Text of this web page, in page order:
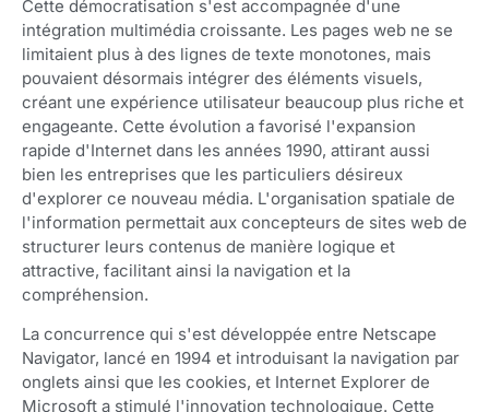
Cette démocratisation s'est accompagnée d'une
intégration multimédia croissante. Les pages web ne se
limitaient plus à des lignes de texte monotones, mais
pouvaient désormais intégrer des éléments visuels,
créant une expérience utilisateur beaucoup plus riche et
engageante. Cette évolution a favorisé l'expansion
rapide d'Internet dans les années 1990, attirant aussi
bien les entreprises que les particuliers désireux
d'explorer ce nouveau média. L'organisation spatiale de
l'information permettait aux concepteurs de sites web de
structurer leurs contenus de manière logique et
attractive, facilitant ainsi la navigation et la
compréhension.
La concurrence qui s'est développée entre Netscape
Navigator, lancé en 1994 et introduisant la navigation par
onglets ainsi que les cookies, et Internet Explorer de
Microsoft a stimulé l'innovation technologique. Cette